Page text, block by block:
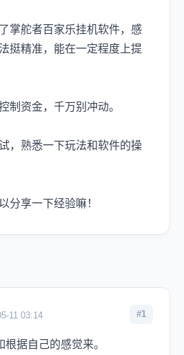
掌舵者百家乐挂机软件，感
挺精准，能在一定程度上提
制资金，千万别冲动。
，熟悉一下玩法和软件的操
分享一下经验嘛！
11 03:14 #1
据自己的感觉来。